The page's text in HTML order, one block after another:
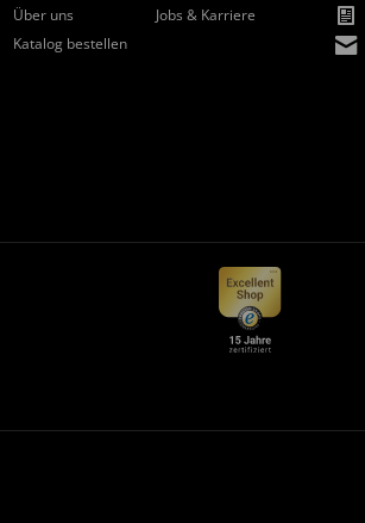
Über uns
Jobs & Karriere
Katalog bestellen